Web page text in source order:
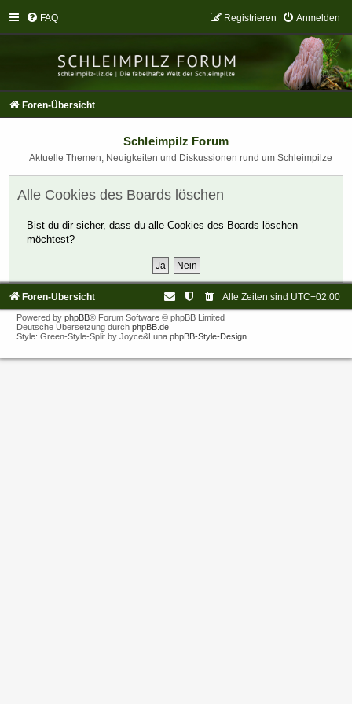
FAQ Anmelden
Registrieren
Foren-Übersicht
Schleimpilz Forum
Aktuelle Themen, Neuigkeiten und Diskussionen rund um Schleimpilze
Alle Cookies des Boards löschen
Bist du dir sicher, dass du alle Cookies des Boards löschen
möchtest?
Foren-Übersicht Alle Zeiten sind UTC+02:00
Powered by phpBB® Forum Software © phpBB Limited
Deutsche Übersetzung durch phpBB.de
Style: Green-Style-Split by Joyce&Luna phpBB-Style-Design